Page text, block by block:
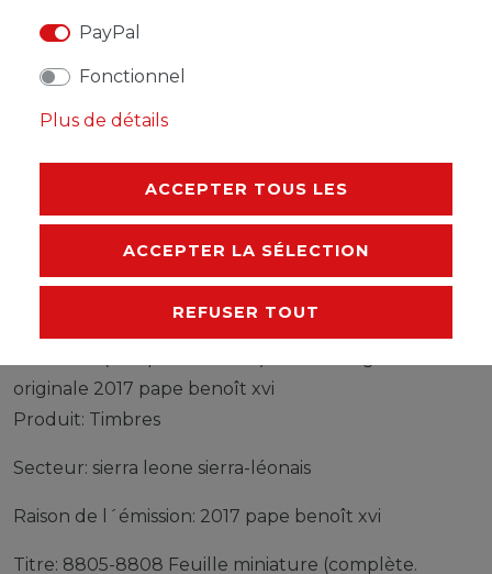
DESCRIPTION
AUTRES DÉTAILS
originale 2017 pape benoît xvi
Produit: Timbres
Secteur: sierra leone sierra-léonais
Raison de l´émission: 2017 pape benoît xvi
Titre: 8805-8808 Feuille miniature (complète.
PayPal
Fonctionnel
Plus de détails
ACCEPTER TOUS LES
ACCEPTER LA SÉLECTION
REFUSER TOUT